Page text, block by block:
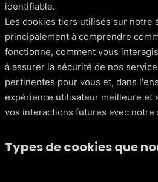
identifiable.
Les cookies tiers utilisés sur notre
principalement à comprendre
fonctionne, comment vous
à assurer la sécurité de nos
pertinentes pour vous et, dans
expérience utilisateur meilleure et
vos interactions futures avec notre
Types de cookies que